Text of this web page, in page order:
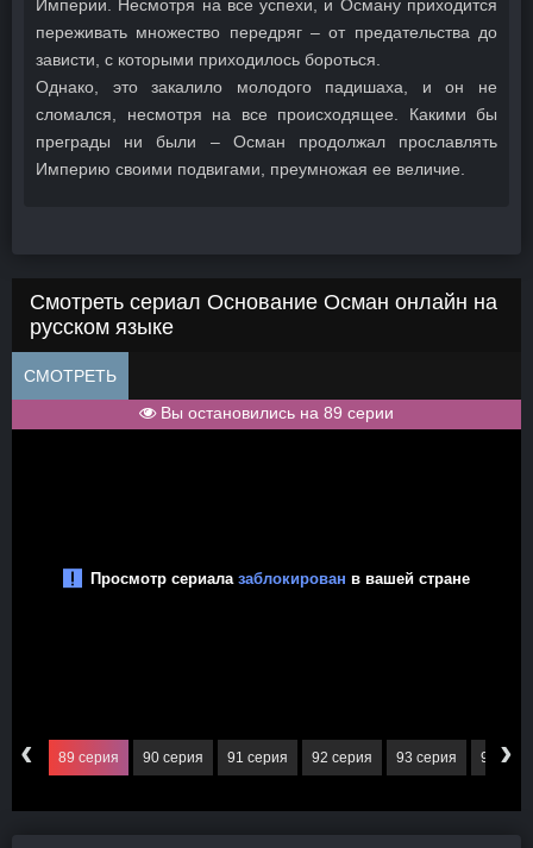
Империи. Несмотря на все успехи, и Осману приходится
переживать множество передряг – от предательства до
зависти, с которыми приходилось бороться.
Однако, это закалило молодого падишаха, и он не
сломался, несмотря на все происходящее. Какими бы
преграды ни были – Осман продолжал прославлять
Империю своими подвигами, преумножая ее величие.
Смотреть сериал Основание Осман онлайн на
русском языке
СМОТРЕТЬ
Вы остановились на 89 серии
‹ 89 серия 90 серия 91 серия 92 серия 93 серия 94 ›